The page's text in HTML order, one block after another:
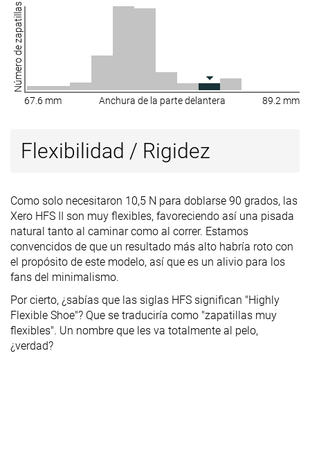
Número de zapatillas
67.6 mm Anchura de la parte delantera 89.2 mm
Flexibilidad / Rigidez
Como solo necesitaron 10,5 N para doblarse 90 grados, las
Xero HFS II son muy flexibles, favoreciendo así una pisada
natural tanto al caminar como al correr. Estamos
convencidos de que un resultado más alto habría roto con
el propósito de este modelo, así que es un alivio para los
fans del minimalismo.
Por cierto, ¿sabías que las siglas HFS significan "Highly
Flexible Shoe"? Que se traduciría como "zapatillas muy
flexibles". Un nombre que les va totalmente al pelo,
¿verdad?